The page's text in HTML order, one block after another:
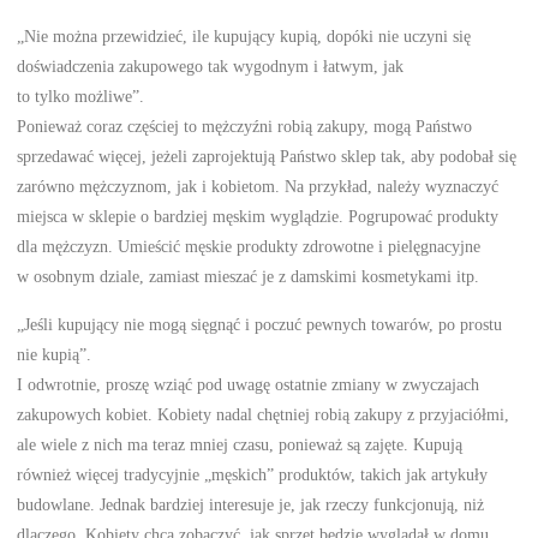
„Nie można przewidzieć, ile kupujący kupią, dopóki nie uczyni się
doświadczenia zakupowego tak wygodnym i łatwym, jak
to tylko możliwe”.
Ponieważ coraz częściej to mężczyźni robią zakupy, mogą Państwo
sprzedawać więcej, jeżeli zaprojektują Państwo sklep tak, aby podobał się
zarówno mężczyznom, jak i kobietom. Na przykład, należy wyznaczyć
miejsca w sklepie o bardziej męskim wyglądzie. Pogrupować produkty
dla mężczyzn. Umieścić męskie produkty zdrowotne i pielęgnacyjne
w osobnym dziale, zamiast mieszać je z damskimi kosmetykami itp.
„Jeśli kupujący nie mogą sięgnąć i poczuć pewnych towarów, po prostu
nie kupią”.
I odwrotnie, proszę wziąć pod uwagę ostatnie zmiany w zwyczajach
zakupowych kobiet. Kobiety nadal chętniej robią zakupy z przyjaciółmi,
ale wiele z nich ma teraz mniej czasu, ponieważ są zajęte. Kupują
również więcej tradycyjnie „męskich” produktów, takich jak artykuły
budowlane. Jednak bardziej interesuje je, jak rzeczy funkcjonują, niż
dlaczego. Kobiety chcą zobaczyć, jak sprzęt będzie wyglądał w domu,